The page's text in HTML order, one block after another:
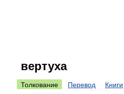
вертуха
Толкование Перевод Книги